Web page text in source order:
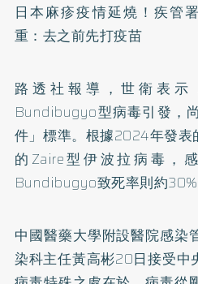
日本麻疹疫情延燒！疾管
重：去之前先打疫苗
路透社報導，世衛表示
Bundibugyo型病毒引發，
件」標準。根據2024年發表
的Zaire型伊波拉病毒，
Bundibugyo致死率則約30%
中國醫藥大學附設醫院感染
染科主任黃高彬20日接受中